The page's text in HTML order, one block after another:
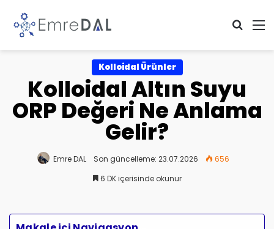
Kolloidal Ürünler
Kolloidal Altın Suyu
ORP Değeri Ne Anlama
Gelir?
Emre DAL Son güncelleme: 23.07.2026
656
6 DK içerisinde okunur